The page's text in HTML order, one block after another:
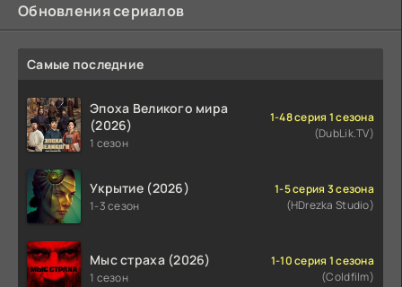
Обновления сериалов
Самые последние
Эпоха Великого мира
(2026)
1 сезон
1-48 серия 1 сезона
(DubLik.TV)
Укрытие (2026)
1-3 сезон
1-5 серия 3 сезона
(HDrezka Studio)
Мыс страха (2026)
1 сезон
1-10 серия 1 сезона
(Coldfilm)